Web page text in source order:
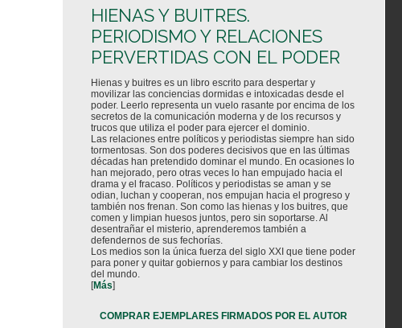
HIENAS Y BUITRES.
PERIODISMO Y RELACIONES
PERVERTIDAS CON EL PODER
Hienas y buitres es un libro escrito para despertar y
movilizar las conciencias dormidas e intoxicadas desde el
poder. Leerlo representa un vuelo rasante por encima de los
secretos de la comunicación moderna y de los recursos y
trucos que utiliza el poder para ejercer el dominio.
Las relaciones entre políticos y periodistas siempre han sido
tormentosas. Son dos poderes decisivos que en las últimas
décadas han pretendido dominar el mundo. En ocasiones lo
han mejorado, pero otras veces lo han empujado hacia el
drama y el fracaso. Políticos y periodistas se aman y se
odian, luchan y cooperan, nos empujan hacia el progreso y
también nos frenan. Son como las hienas y los buitres, que
comen y limpian huesos juntos, pero sin soportarse. Al
desentrañar el misterio, aprenderemos también a
defendernos de sus fechorías.
Los medios son la única fuerza del siglo XXI que tiene poder
para poner y quitar gobiernos y para cambiar los destinos
del mundo.
[Más]
COMPRAR EJEMPLARES FIRMADOS POR EL AUTOR